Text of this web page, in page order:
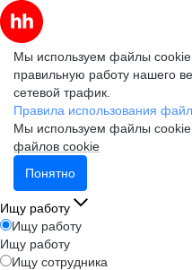
Мы используем файлы
правильную работу нашего
сетевой трафик.
Правила использования
Мы используем файлы cookie.
файлов cookie
Понятно
Ищу работу
Ищу работу
Ищу работу
Ищу сотрудника